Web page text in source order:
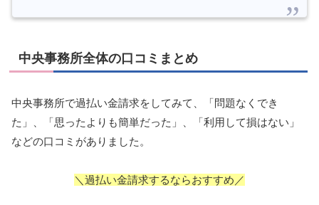
中央事務所全体の口コミまとめ
中央事務所で過払い金請求をしてみて、「問題なくでき
た」、「思ったよりも簡単だった」、「利用して損はない」
などの口コミがありました。
＼過払い金請求するならおすすめ／